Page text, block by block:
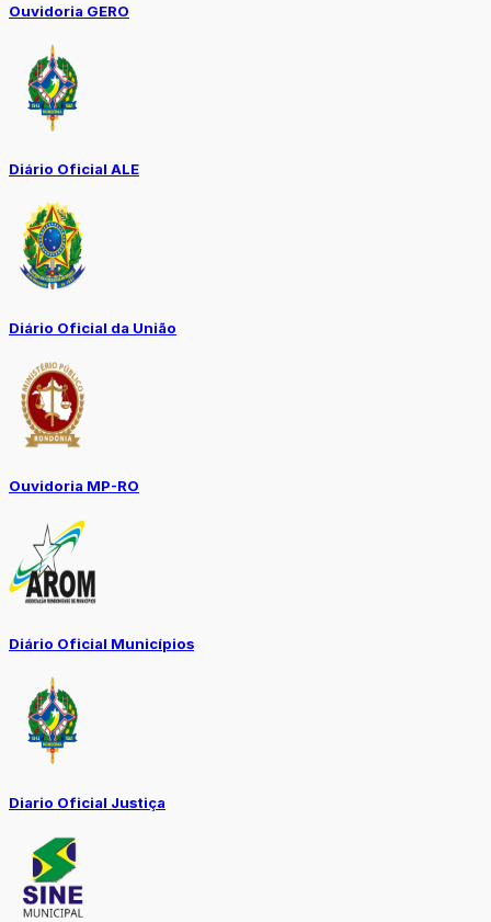
Ouvidoria GERO
Diário Oficial ALE
Diário Oficial da União
Ouvidoria MP-RO
Diário Oficial Municípios
Diario Oficial Justiça